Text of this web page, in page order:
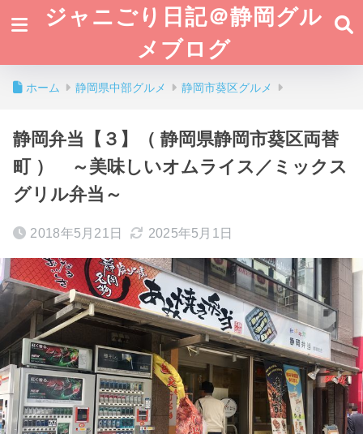
ジャニごり日記＠静岡グル
メブログ
ホーム 静岡県中部グルメ 静岡市葵区グルメ
静岡弁当【３】（ 静岡県静岡市葵区両替
町 ） ～美味しいオムライス／ミックス
グリル弁当～
2018年5月21日 2025年5月1日